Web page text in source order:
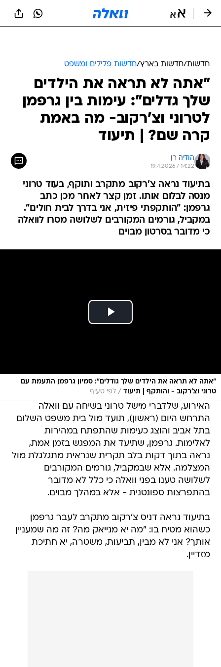
חדשות/חדשות בארץ/חדשות פלילים ומשפט
"אתה לא תראה את הילדים
שלך גדלים": עימות בין גרפמן
לטרוני וצ'רקוב- מה באמת
קרה שם? | תיעוד
הודיה רן
19.4.2026 / 14:22
בתיעוד נראה צ'רקוב מתקרב ותוקף, בעוד טרוני
מנסה לבלום אותו. זמן קצר לאחר מכן כתב
גרפמן: "הותקפתי פיזית, אני בדרך לבית חולים".
במקביל, גורמים המקורבים לשלושה מסרו לוואלה
כי מדובר בסרטון מבוים
״אתה לא תראה את הילדים שלך גודלים”: סמיון גרפמן התעמת עם
טרוני וצ׳רקוב - והותקף | תיעוד / לפי סעיף
האירוע, שלדברי מישל טרוני בשיחה עם וואלה
התרחש היום (ראשון), תועד מול בית משפט השלום
בתל אביב והוצג כעימות שהתפתח במהירות
לאלימות. גרפמן, שתיעד את המפגש בזמן אמת,
נראה בתוך דקות בלב תקרית שנראית מתגלגלת מול
המצלמה. אלא שבמקביל, גורמים המקורבים
לשלושה טענו בפני וואלה כי כלל לא מדובר
בהתפרצות ספונטנית - אלא במהלך מבוים.
בתיעוד נראה דניס צ'רקוב מתקרב לעבר גרפמן
כשהוא מטיח בו: "מה יא מנייאק מה? זה מה שמעניין
אותך? אני לא מבין, תביעות, משטרה, יא חתיכת
מזדיין.